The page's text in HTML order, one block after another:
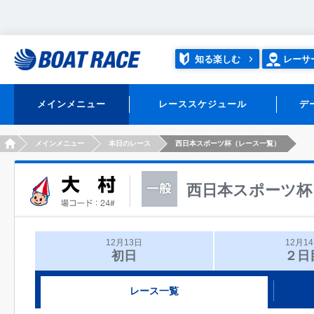
知る楽しむ レーサ
メインメニュー レーススケジュール デ
HOMEメインメニュー 本日のレース 西日本スポーツ杯（レース一覧）
西日本スポーツ杯
12月13日
初日
12月
２日
レース一覧